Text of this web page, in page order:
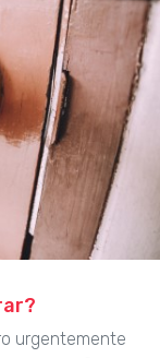
urgentemente